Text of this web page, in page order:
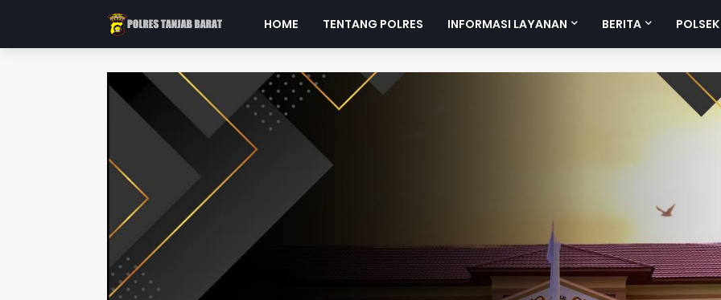
HOME TENTANG POLRES INFORMASI LAYANAN BERITA